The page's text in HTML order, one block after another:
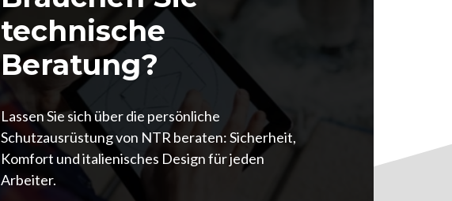
technische
Beratung?
Lassen Sie sich über die persönliche
Schutzausrüstung von NTR beraten: Sicherheit,
Komfort und italienisches Design für jeden
Arbeiter.